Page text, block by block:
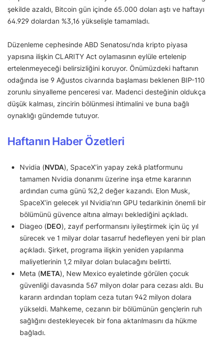
şekilde azaldı, Bitcoin gün içinde 65.000 doları aştı ve haftayı
64.929 dolardan %3,16 yükselişle tamamladı.
Düzenleme cephesinde ABD Senatosu’nda kripto piyasa
yapısına ilişkin CLARITY Act oylamasının eylüle ertelenip
ertelenmeyeceği belirsizliğini koruyor. Önümüzdeki haftanın
odağında ise 9 Ağustos civarında başlaması beklenen BIP-110
zorunlu sinyalleme penceresi var. Madenci desteğinin oldukça
düşük kalması, zincirin bölünmesi ihtimalini ve buna bağlı
oynaklığı gündemde tutuyor.
Haftanın Haber Özetleri
Nvidia (NVDA), SpaceX’in yapay zekâ platformunu
tamamen Nvidia donanımı üzerine inşa etme kararının
ardından cuma günü %2,2 değer kazandı. Elon Musk,
SpaceX’in gelecek yıl Nvidia’nın GPU tedarikinin önemli bir
bölümünü güvence altına almayı beklediğini açıkladı.
Diageo (DEO), zayıf performansını iyileştirmek için üç yıl
sürecek ve 1 milyar dolar tasarruf hedefleyen yeni bir plan
açıkladı. Şirket, programa ilişkin yeniden yapılanma
maliyetlerinin 1,2 milyar doları bulacağını belirtti.
Meta (META), New Mexico eyaletinde görülen çocuk
güvenliği davasında 567 milyon dolar para cezası aldı. Bu
kararın ardından toplam ceza tutarı 942 milyon dolara
yükseldi. Mahkeme, cezanın bir bölümünün gençlerin ruh
sağlığını destekleyecek bir fona aktarılmasını da hükme
bağladı.